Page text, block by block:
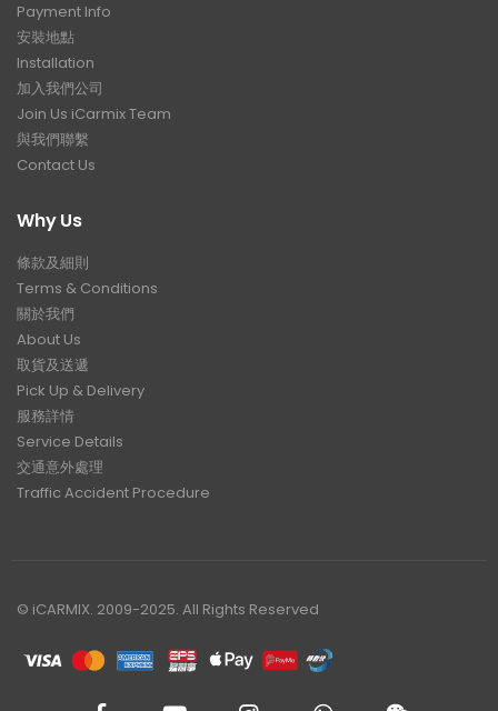
Payment Info
安裝地點
Installation
加入我們公司
Join Us iCarmix Team
與我們聯繫
Contact Us
Why Us
條款及細則
Terms & Conditions
關於我們
About Us
取貨及送遞
Pick Up & Delivery
服務詳情
Service Details
交通意外處理
Traffic Accident Procedure
© iCARMIX. 2009-2025. All Rights Reserved